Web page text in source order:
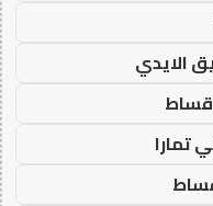
الايدي
تمارا